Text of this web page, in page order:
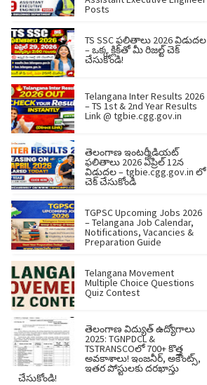
Posts
TS SSC ఫలితాలు 2026 విడుదల
– ఒక్క క్లిక్‌తో మీ రిజల్ట్ చెక్
చేసుకోండి!
Telangana Inter Results 2026
– TS 1st & 2nd Year Results
Link @ tgbie.cgg.gov.in
తెలంగాణ ఇంటర్మీడియట్
ఫలితాలు 2026 ఏప్రిల్ 12న
విడుదల – tgbie.cgg.gov.in లో
చెక్ చేసుకోండి
TGPSC Upcoming Jobs 2026
– Telangana Job Calendar,
Notifications, Vacancies &
Preparation Guide
Telangana Movement
Multiple Choice Questions
Quiz Contest
తెలంగాణ విద్యుత్ ఉద్యోగాలు
2025: TGNPDCL &
TSTRANSCOలో 700+ కొత్త
అవకాశాలు! ఇంజనీర్, అకౌంట్స్,
ఇతర పోస్టులకు దరఖాస్తు
చేసుకోండి!